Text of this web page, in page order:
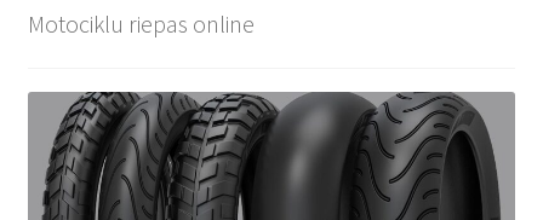
Motociklu riepas online